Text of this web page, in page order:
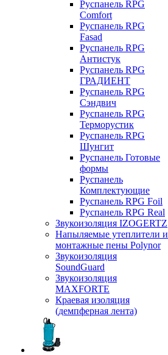
Руспанель RPG
Comfort
Руспанель RPG
Fasad
Руспанель RPG
Антистук
Руспанель RPG
ГРАДИЕНТ
Руспанель RPG
Сэндвич
Руспанель RPG
Терморустик
Руспанель RPG
Шунгит
Руспанель Готовые
формы
Руспанель
Комплектующие
Руспанель RPG Foil
Руспанель RPG Real
Звукоизоляция IZOGERTZ
Напыляемые утеплители и
монтажные пены Polynor
Звукоизоляция
SoundGuard
Звукоизоляция
MAXFORTE
Краевая изоляция
(демпферная лента)